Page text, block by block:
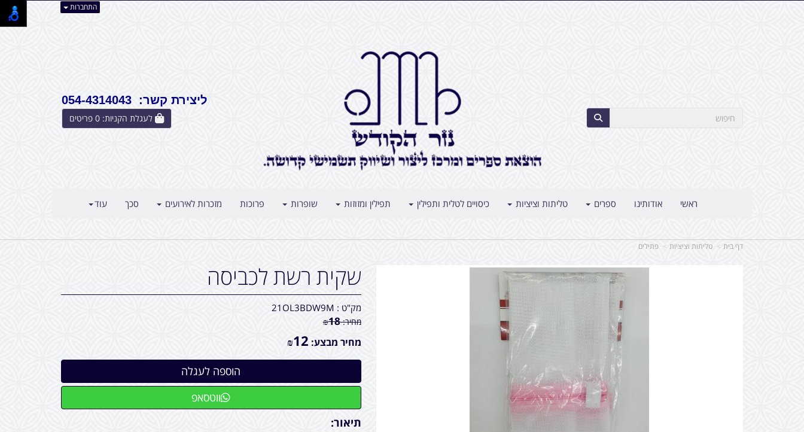
התחברות
ליצירת קשר: 054-4314043
0
ראשי אודותינו ספרים טליתות וציציות כיסויים לטלית ותפילין תפילין ומזוזות שופרות פרוכות מזכרות לאירועים סכך עוד
דף בית טליתות וציציות פתילים
שקית רשת לכביסה
מק"ט : 21OL3BDW9M
מחיר: ₪18
מחיר מבצע: ₪12
ווטסאפ
תיאור: